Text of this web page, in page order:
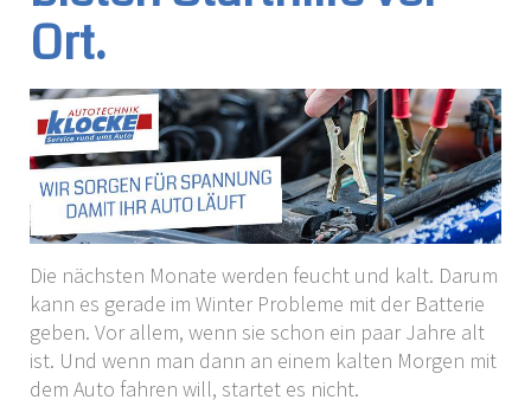
Ort.
Die nächsten Monate werden feucht und kalt. Darum
kann es gerade im Winter Probleme mit der Batterie
geben. Vor allem, wenn sie schon ein paar Jahre alt
ist. Und wenn man dann an einem kalten Morgen mit
dem Auto fahren will, startet es nicht.